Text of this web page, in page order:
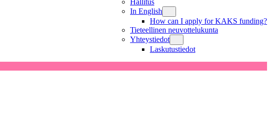
Hallitus
In English
How can I apply for KAKS funding?
Tieteellinen neuvottelukunta
Yhteystiedot
Laskutustiedot